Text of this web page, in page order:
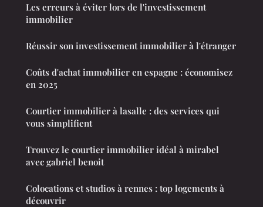
Les erreurs à éviter lors de l'investissement
immobilier
Réussir son investissement immobilier à l'étranger
Coûts d'achat immobilier en espagne : économisez
en 2025
Courtier immobilier à lasalle : des services qui
vous simplifient
Trouvez le courtier immobilier idéal à mirabel
avec gabriel benoit
Colocations et studios à rennes : top logements à
découvrir